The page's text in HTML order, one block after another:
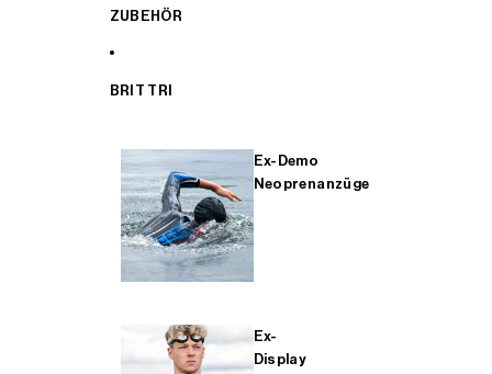
ZUBEHÖR
BRIT TRI
Ex-Demo
Neoprenanzüge
Ex-
Display